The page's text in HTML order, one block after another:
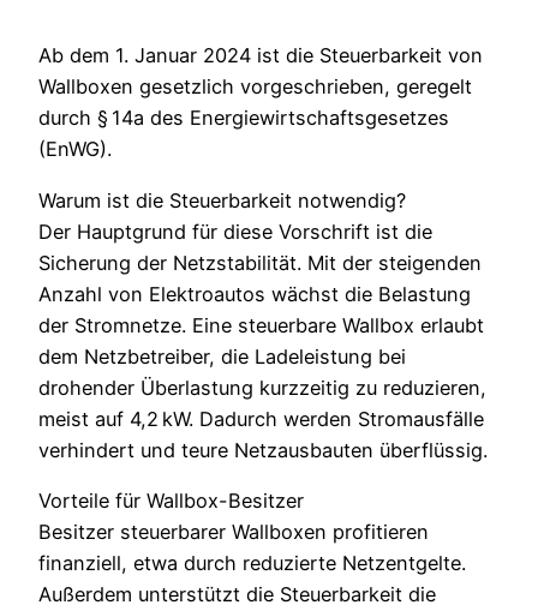
Ab dem 1. Januar 2024 ist die Steuerbarkeit von
Wallboxen gesetzlich vorgeschrieben, geregelt
durch § 14a des Energiewirtschaftsgesetzes
(EnWG).
Warum ist die Steuerbarkeit notwendig?
Der Hauptgrund für diese Vorschrift ist die
Sicherung der Netzstabilität. Mit der steigenden
Anzahl von Elektroautos wächst die Belastung
der Stromnetze. Eine steuerbare Wallbox erlaubt
dem Netzbetreiber, die Ladeleistung bei
drohender Überlastung kurzzeitig zu reduzieren,
meist auf 4,2 kW. Dadurch werden Stromausfälle
verhindert und teure Netzausbauten überflüssig.
Vorteile für Wallbox-Besitzer
Besitzer steuerbarer Wallboxen profitieren
finanziell, etwa durch reduzierte Netzentgelte.
Außerdem unterstützt die Steuerbarkeit die